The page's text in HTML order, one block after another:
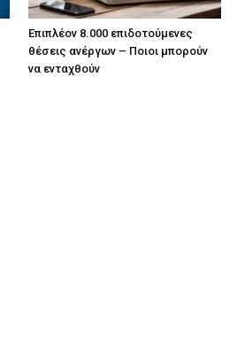
Επιπλέον 8.000 επιδοτούμενες
θέσεις ανέργων – Ποιοι μπορούν
να ενταχθούν